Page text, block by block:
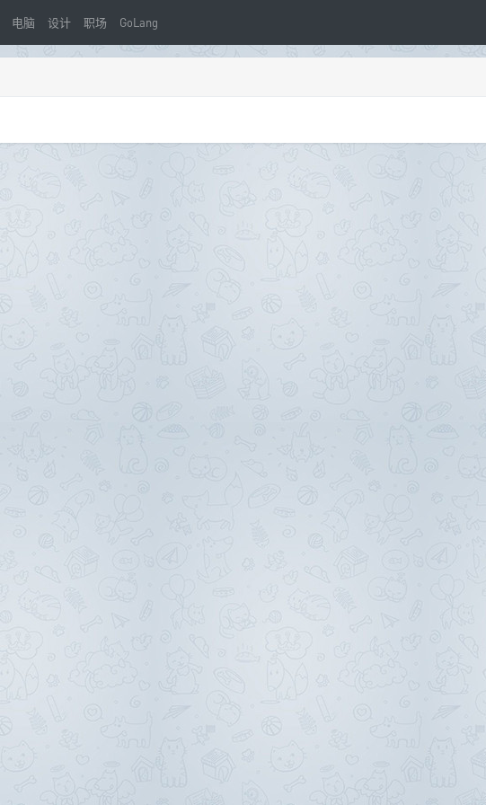
电脑 设计 职场 GoLang